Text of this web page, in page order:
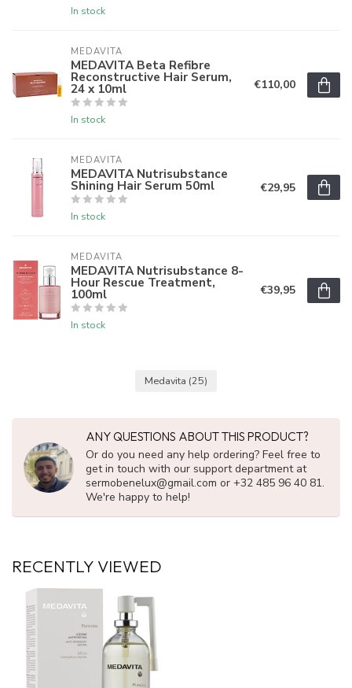
In stock
MEDAVITA
MEDAVITA Beta Refibre
Reconstructive Hair Serum,
24 x 10ml
In stock
€110,00
MEDAVITA
MEDAVITA Nutrisubstance
Shining Hair Serum 50ml
In stock
€29,95
MEDAVITA
MEDAVITA Nutrisubstance 8-
Hour Rescue Treatment,
100ml
In stock
€39,95
Medavita (25)
ANY QUESTIONS ABOUT THIS PRODUCT?
Or do you need any help ordering? Feel free to
get in touch with our support department at
sermobenelux@gmail.com or +32 485 96 40 81.
We're happy to help!
RECENTLY VIEWED